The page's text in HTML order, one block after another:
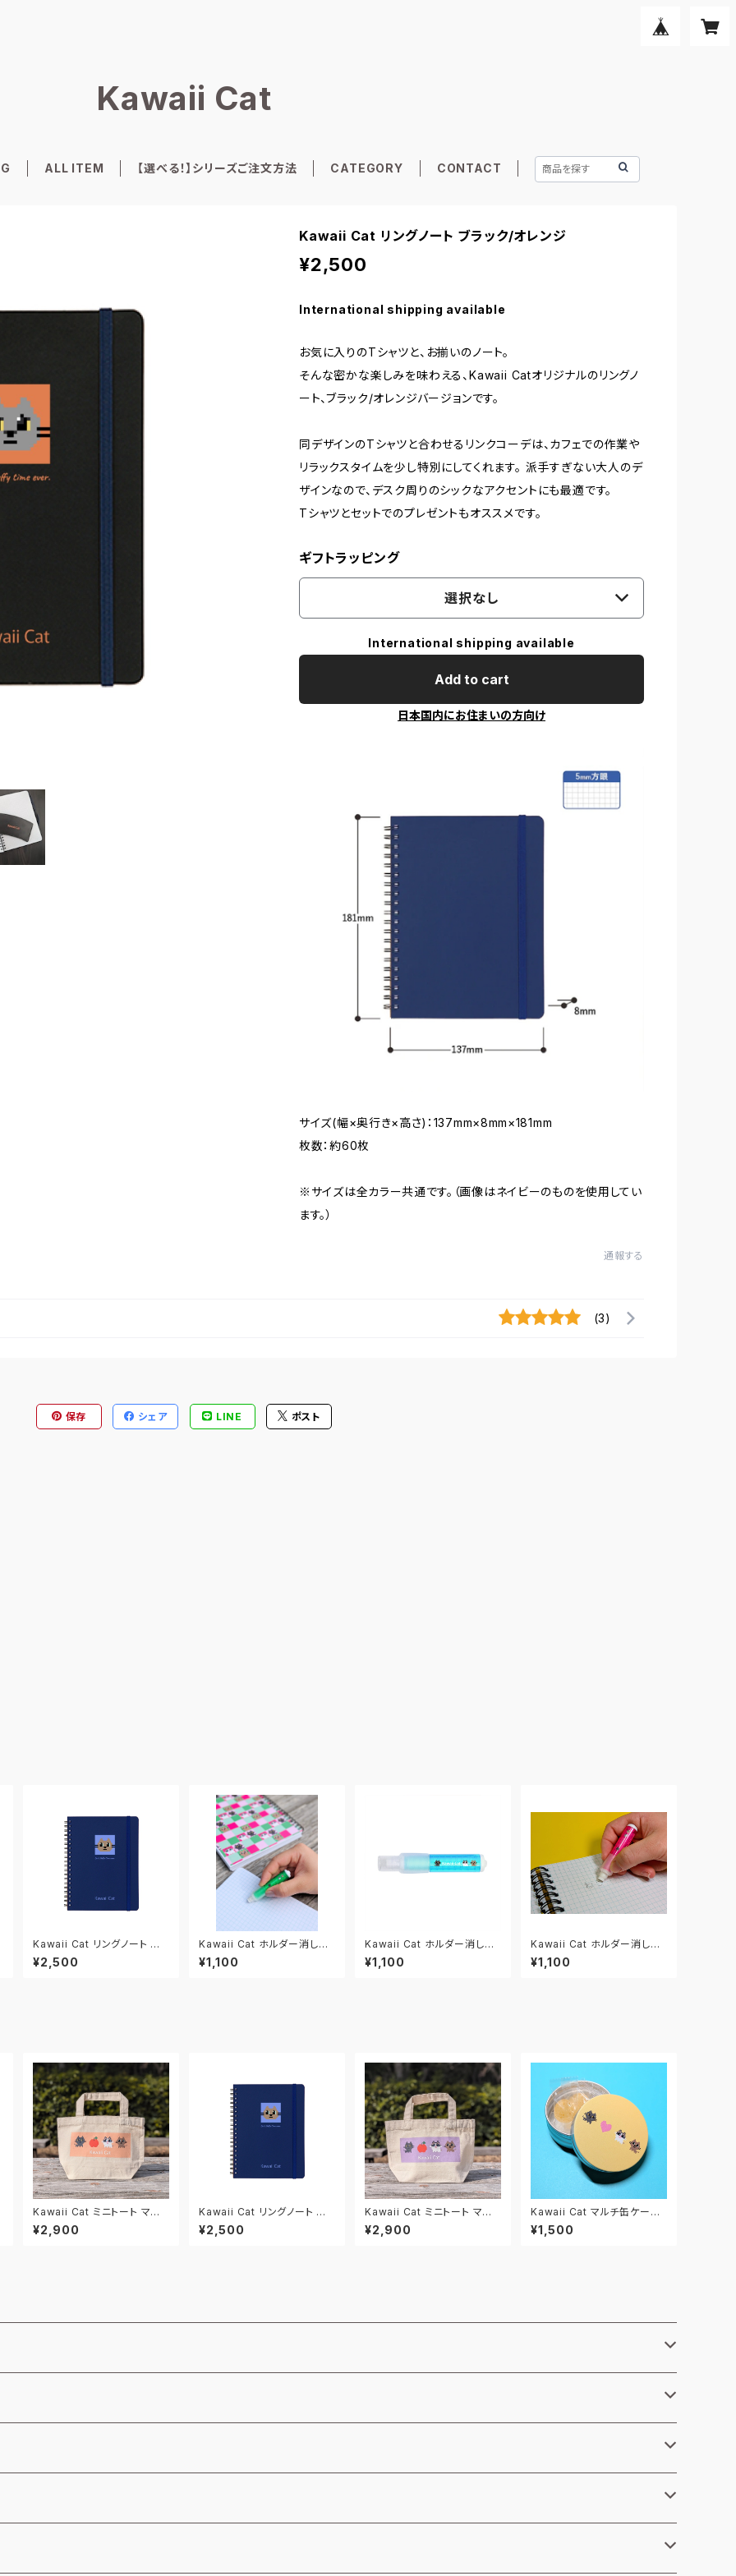
Kawaii Cat
ALL ITEM 【選べる！】シリーズご注文方法 CATEGORY CONTACT
Kawaii Cat リングノート ブラック/オレンジ
¥2,500
International shipping available
お気に入りのTシャツと、お揃いのノート。
そんな密かな楽しみを味わえる、Kawaii Catオリジナルのリングノ
ート、ブラック/オレンジバージョンです。
同デザインのTシャツと合わせるリンクコーデは、カフェでの作業や
リラックスタイムを少し特別にしてくれます。 派手すぎない大人のデ
ザインなので、デスク周りのシックなアクセントにも最適です。
Tシャツとセットでのプレゼントもオススメです。
ギフトラッピング
選択なし
International shipping available
Add to cart
日本国内にお住まいの方向け
サイズ(幅×奥行き×高さ)：137mm×8mm×181mm
枚数：約60枚
※サイズは全カラー共通です。（画像はネイビーのものを使用してい
ます。）
通報する
(3)
保存 シェア LINE ポスト
Kawaii Cat リングノート ネ
イビー/ブルー
¥2,500
Kawaii Cat ホルダー消しゴ
ム グリーン
¥1,100
Kawaii Cat ホルダー消しゴ
ム ブルー
¥1,100
Kawaii Cat ホルダー消しゴ
ム ピンク
¥1,100
Kawaii Cat ミニトート マカ
ロンアプリコット
¥2,900
Kawaii Cat リングノート ネ
イビー/ブルー
¥2,500
Kawaii Cat ミニトート マカ
ロンラベンダー
¥2,900
Kawaii Cat マルチ缶ケース
M マカロンイエロー
¥1,500